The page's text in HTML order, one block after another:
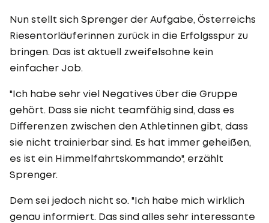
Nun stellt sich Sprenger der Aufgabe, Österreichs
Riesentorläuferinnen zurück in die Erfolgsspur zu
bringen. Das ist aktuell zweifelsohne kein
einfacher Job.
"Ich habe sehr viel Negatives über die Gruppe
gehört. Dass sie nicht teamfähig sind, dass es
Differenzen zwischen den Athletinnen gibt, dass
sie nicht trainierbar sind. Es hat immer geheißen,
es ist ein Himmelfahrtskommando", erzählt
Sprenger.
Dem sei jedoch nicht so. "Ich habe mich wirklich
genau informiert. Das sind alles sehr interessante